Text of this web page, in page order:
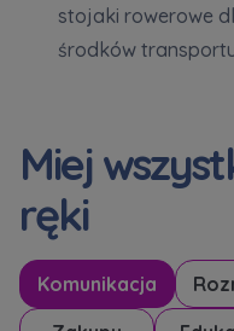
stojaki rowerowe
środków
Miej
ręki
Komunikacja